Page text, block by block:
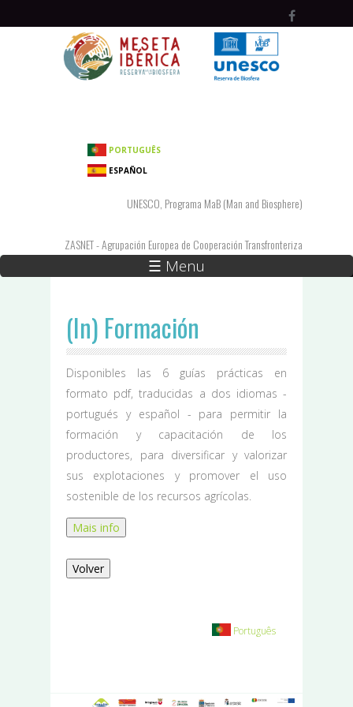
PORTUGUÊS
ESPAÑOL
UNESCO, Programa MaB (Man and Biosphere)
ZASNET - Agrupación Europea de Cooperación Transfronteriza
☰ Menu
(In) Formación
Disponibles las 6 guías prácticas en
formato pdf, traducidas a dos idiomas -
portugués y español - para permitir la
formación y capacitación de los
productores, para diversificar y valorizar
sus explotaciones y promover el uso
sostenible de los recursos agrícolas.
Mais info
Volver
Português